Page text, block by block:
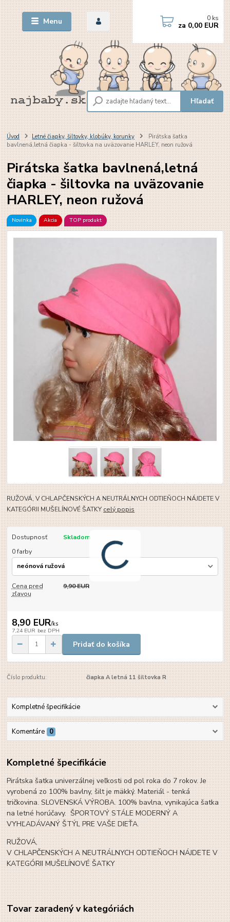
Menu
Hľadať
0 ks
za 0,00 EUR
Úvod Letné čiapky, šiltovky, klobúky, korunky
Pirátska šatka
bavlnená,letná čiapka - šiltovka na uväzovanie HARLEY, neon ružová
Pirátska šatka bavlnená,letná
čiapka - šiltovka na uväzovanie
HARLEY, neon ružová
Novinka Akcia TOP produkt
RUŽOVÁ, V CHLAPČENSKÝCH A NEUTRÁLNYCH ODTIEŇOCH NÁJDETE V
KATEGÓRII MUŠELÍNOVÉ ŠATKYcelý popis
Dostupnosť
Skladom
0 farby
Cena pred
zľavou
9,90 EUR
8,90 EUR/ks
7,24 EUR bez DPH
Pridať do košíka
Číslo produktu: čiapka A letná 11 šiltovka R
Kompletné špecifikácie
Komentáre 0
Kompletné špecifikácie
Pirátska šatka univerzálnej veľkosti od pol roka do 7 rokov. Je
vyrobená zo 100% bavlny, šilt je mäkký. Materiál - tenká
tričkovina. SLOVENSKÁ VÝROBA. 100% bavlna, vynikajúca šatka
na letné horúčavy. ŠPORTOVÝ STÁLE MODERNÝ A
VYHĽADÁVANÝ ŠTÝL PRE VAŠE DIEŤA.
RUŽOVÁ,
V CHLAPČENSKÝCH A NEUTRÁLNYCH ODTIEŇOCH NÁJDETE V
KATEGÓRII MUŠELÍNOVÉ ŠATKY
Tovar zaradený v kategóriách